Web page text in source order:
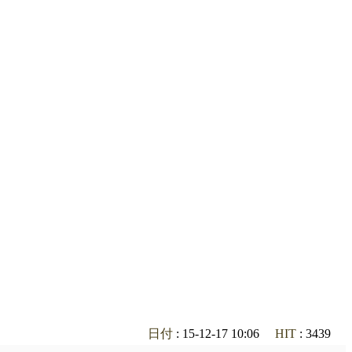
日付 : 15-12-17 10:06 HIT : 3439